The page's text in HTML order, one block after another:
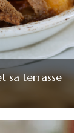
sa terrasse